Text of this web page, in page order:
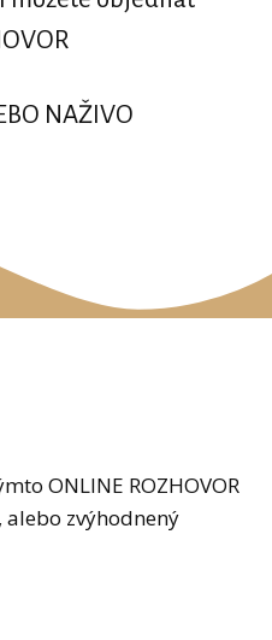
NAŽIVO
ONLINE ROZHOVOR
alebo zvýhodnený